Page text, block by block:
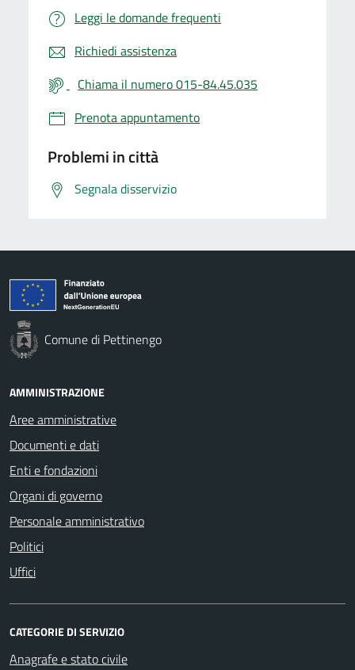
Leggi le domande frequenti
Richiedi assistenza
Chiama il numero 015-84.45.035
Prenota appuntamento
Problemi in città
Segnala disservizio
Comune di Pettinengo
AMMINISTRAZIONE
Aree amministrative
Documenti e dati
Enti e fondazioni
Organi di governo
Personale amministrativo
Politici
Uffici
CATEGORIE DI SERVIZIO
Anagrafe e stato civile